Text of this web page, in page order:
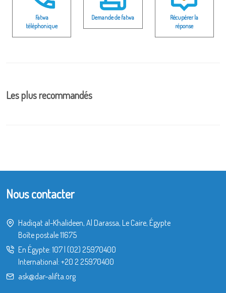
Fatwa
téléphonique
Demande de fatwa
Récupérer la
réponse
Les plus recommandés
Nous contacter
Hadiqat al-Khalideen, Al Darassa, Le Caire, Égypte
Boîte postale 11675
En Égypte: 107| (02) 25970400
International: +20 2 25970400
ask@dar-alifta.org